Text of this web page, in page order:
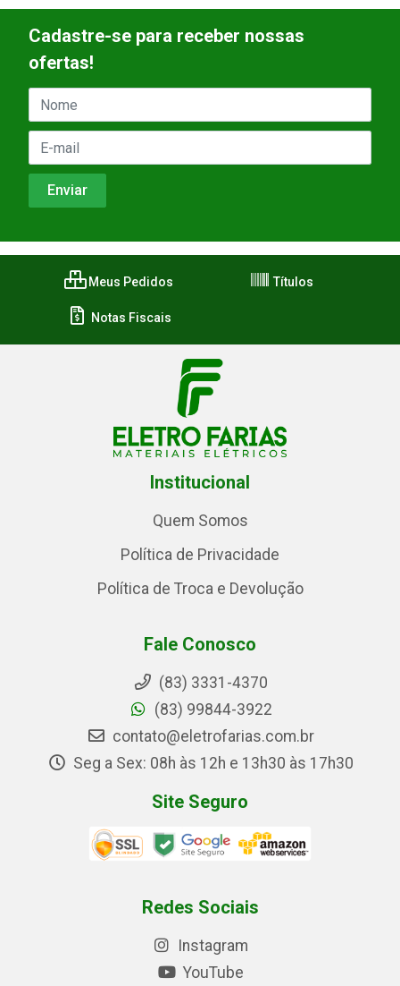
Cadastre-se para receber nossas
ofertas!
Meus Pedidos Títulos
Notas Fiscais
Institucional
Quem Somos
Política de Privacidade
Política de Troca e Devolução
Fale Conosco
(83) 3331-4370
(83) 99844-3922
contato@eletrofarias.com.br
Seg a Sex: 08h às 12h e 13h30 às 17h30
Site Seguro
Redes Sociais
Instagram
YouTube